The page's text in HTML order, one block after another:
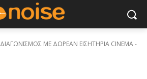
ΔΙΑΓΩΝΙΣΜΟΣ ΜΕ ΔΩΡΕΑΝ ΕΙΣΗΤΗΡΙΑ CINEMA -